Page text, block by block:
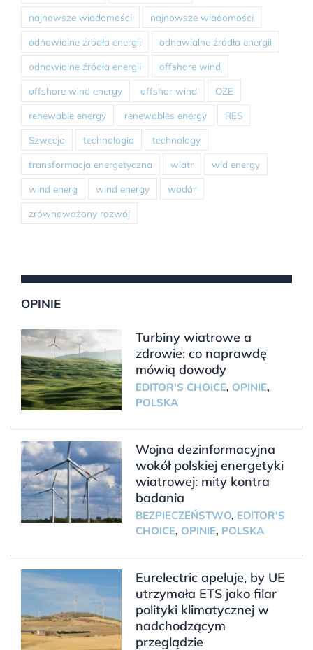
najnowsze wiadomości najnowsze wiadomości
odnawialne źródła energii odnawialne źródła energii
odnawialne źródła energii offshore wind
offshore wind energy offshor wind OZE
renewable energy renewables energy RES
Szwecja technologia technology
transformacja energetyczna wiatr wid energy
wind energ wind energy wodór
zrównoważony rozwój
OPINIE
Turbiny wiatrowe a
zdrowie: co naprawdę
mówią dowody
EDITOR'S CHOICE, OPINIE,
POLSKA
Wojna dezinformacyjna
wokół polskiej energetyki
wiatrowej: mity kontra
badania
BEZPIECZEŃSTWO, EDITOR'S
CHOICE, OPINIE, POLSKA
Eurelectric apeluje, by UE
utrzymała ETS jako filar
polityki klimatycznej w
nadchodzącym
przeglądzie